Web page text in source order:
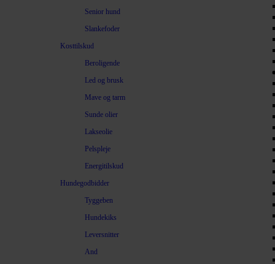
Senior hund
Slankefoder
Kosttilskud
Beroligende
Led og brusk
Mave og tarm
Sunde olier
Lakseolie
Pelspleje
Energitilskud
Hundegodbidder
Tyggeben
Hundekiks
Leversnitter
And